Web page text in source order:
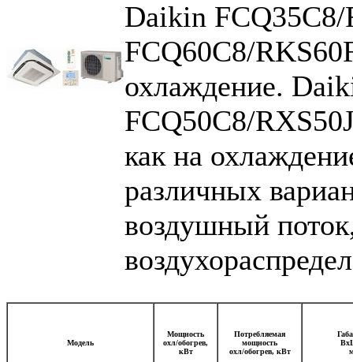
Daikin FCQ35C8/
FCQ60C8/
охлаждение.
FCQ50C8/
как на
различных
воздушный
Модель
Мощность
охл/обогрев,
кВт
Потребляемая
мощность
охл/обогрев, кВт